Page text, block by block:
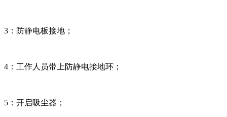
3：防静电板接地；
4：工作人员带上防静电接地环；
5：开启吸尘器；